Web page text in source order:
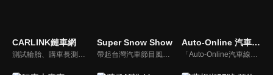
CARLINK鏈車網
測試輪胎、購車長測、交通法規、海外試駕，不只是試車，CARLINK將帶給你更全方位的內容！
Super Snow Show
帶起台灣汽車節目風潮，前TVBS《地球黃金線》與東森《夢想街57號》主持人，「車界女神」廖盈婷，自製談話性節目《Super Snow Show》，持續以熱情和風趣的主持風格，打造出高人氣試車頻道，介紹車與生活。
Auto-Online 汽車線上情報誌
「Auto-Online汽車線上情報誌」成立於1999年，是一個將網路平台、平面雜誌與影音頻道結合的專業汽車媒體。影音內容：汽車試駕、重機試駕、車壇快訊、老車單元以及集體評比，我們致力呈現最真實的試駕體驗。